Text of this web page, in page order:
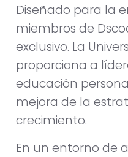
Diseñado para la
miembros de
exclusivo. La
proporciona a
educación
mejora de la
crecimiento.
En un entorno de